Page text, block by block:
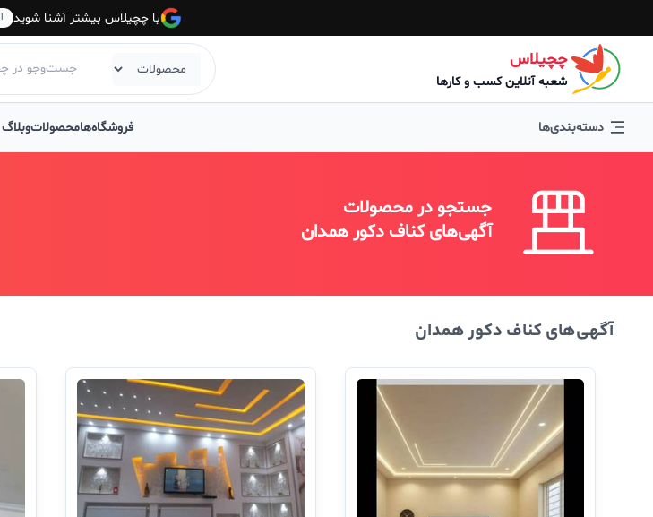
با چچیلاس بیشتر آشنا شوید
چچیلاس
شعبه آنلاین کسب و کارها
دسته‌بندی‌ها فروشگاه‌هامحصولاتوبلاگ
جستجو در محصولات
آگهی‌های کناف دکور همدان
آگهی‌های کناف دکور همدان